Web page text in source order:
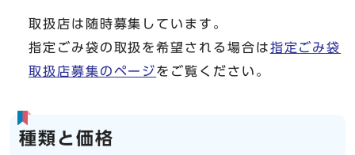
取扱店は随時募集しています。
指定ごみ袋の取扱を希望される場合は指定ごみ袋
取扱店募集のページをご覧ください。
種類と価格